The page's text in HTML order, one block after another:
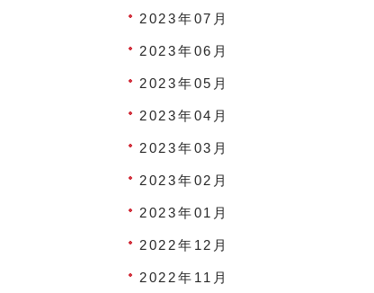
2023年07月
2023年06月
2023年05月
2023年04月
2023年03月
2023年02月
2023年01月
2022年12月
2022年11月